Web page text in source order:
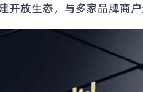
开放生态，与多家品牌商